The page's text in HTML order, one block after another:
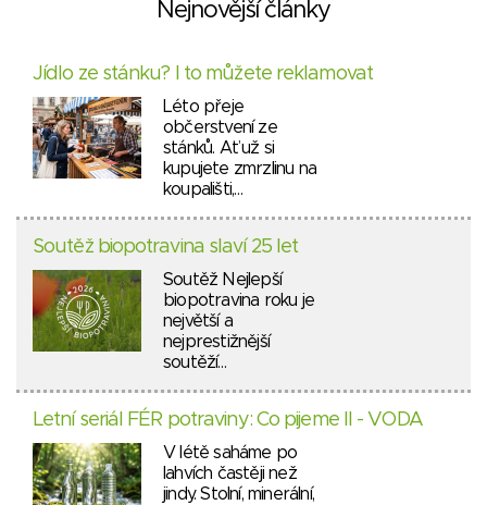
Nejnovější články
Jídlo ze stánku? I to můžete reklamovat
Léto přeje
občerstvení ze
stánků. Ať už si
kupujete zmrzlinu na
koupališti,…
Soutěž biopotravina slaví 25 let
Soutěž Nejlepší
biopotravina roku je
největší a
nejprestižnější
soutěží…
Letní seriál FÉR potraviny: Co pijeme II - VODA
V létě saháme po
lahvích častěji než
jindy. Stolní, minerální,